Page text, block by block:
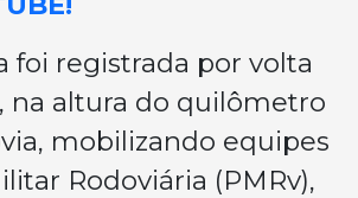
foi registrada por volta
na altura do quilômetro
mobilizando equipes
Rodoviária (PMRv),